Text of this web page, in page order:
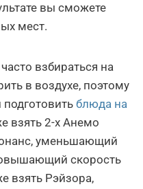
вы сможете
мест.
взбираться на
в воздухе, поэтому
блюда на
взять 2-х Анемо
уменьшающий
скорость
взять Рэйзора,